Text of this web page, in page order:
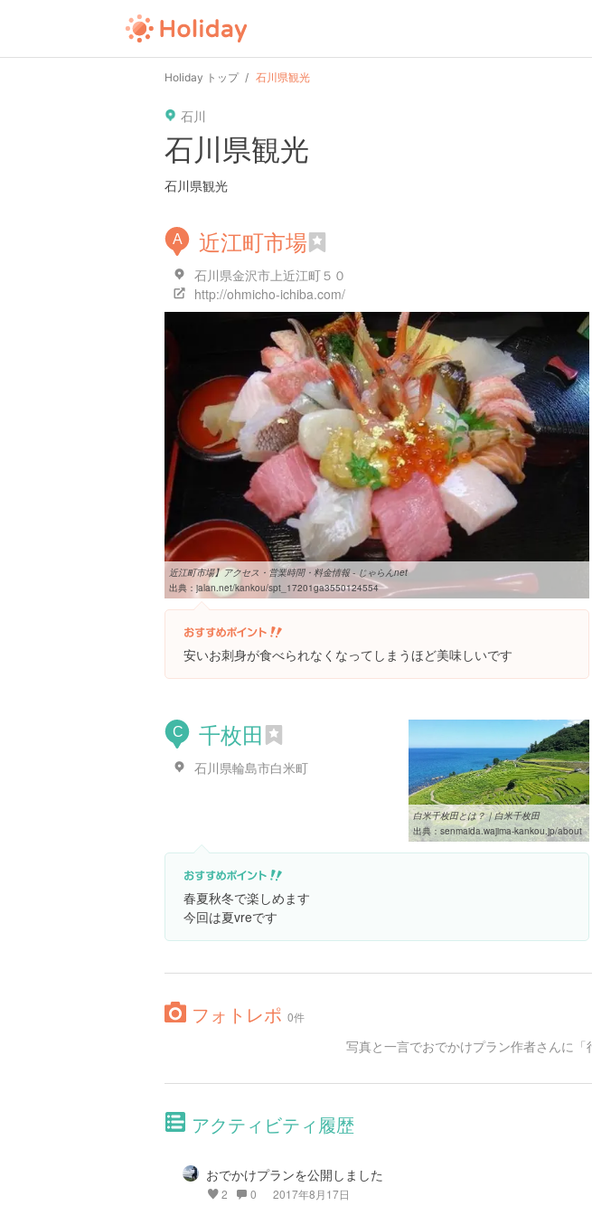
Holiday トップ 石川県観光
石川
石川県観光
石川県観光
A 近江町市場
石川県金沢市上近江町５０
http://ohmicho-ichiba.com/
近江町市場】アクセス・営業時間・料金情報 - じゃらんnet
出典：jalan.net/kankou/spt_17201ga3550124554
安いお刺身が食べられなくなってしまうほど美味しいです
C 千枚田
石川県輪島市白米町
白米千枚田とは？｜白米千枚田
出典： senmaida.wajima-kankou.jp/about
春夏秋冬で楽しめます
今回は夏vreです
フォトレポ 0件
写真と一言でおでかけプラン作者さんに「
アクティビティ履歴
おでかけプランを公開しました
2 0 2017年8月17日